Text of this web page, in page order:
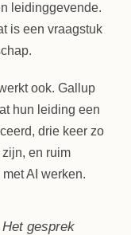
leidinggevende.
is een vraagstuk
ook. Gallup
hun leiding een
drie keer zo
en ruim
AI werken.
gesprek